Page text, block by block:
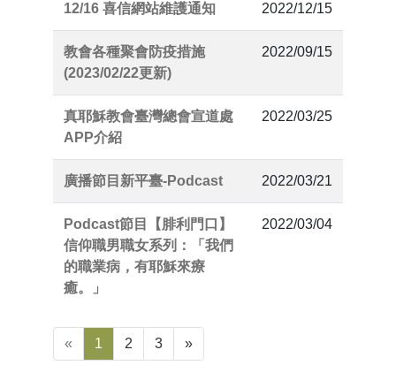
12/16 喜信網站維護通知 2022/12/15
教會各種聚會防疫措施
(2023/02/22更新)
2022/09/15
真耶穌教會臺灣總會宣道處
APP介紹
2022/03/25
廣播節目新平臺-Podcast 2022/03/21
Podcast節目【腓利門口】
信仰職男職女系列：「我們
的職業病，有耶穌來療
癒。」
2022/03/04
« 1 2 3 »